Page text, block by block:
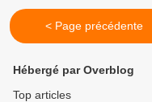
< Page précédente
Hébergé par Overblog
Top articles